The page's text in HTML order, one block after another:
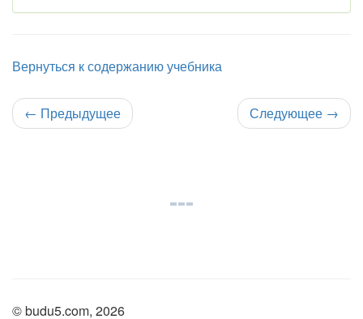
Вернуться к содержанию учебника
← Предыдущее Следующее →
© budu5.com, 2026